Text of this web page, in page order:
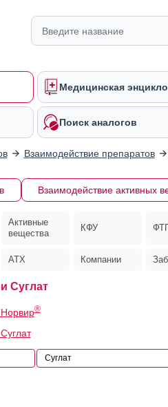
Медицинская
Поиск аналогов
Взаимодействие препаратов
Взаимодействие активных
Активные
вещества
КФУ
АТХ Компании
Суглат
®